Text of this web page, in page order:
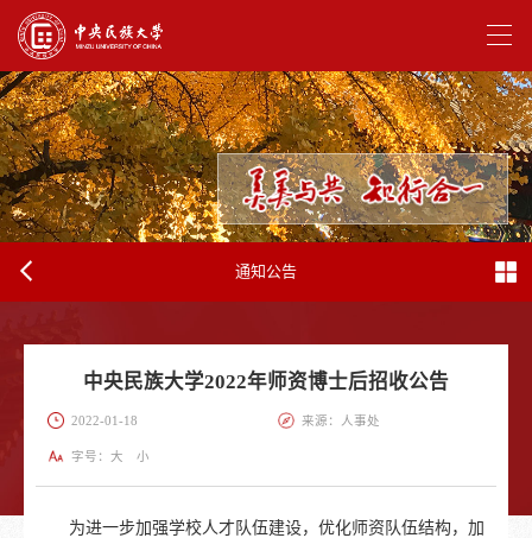
通知公告
中央民族大学2022年师资博士后招收公告
2022-01-18 来源：人事处
字号： 大 小
为进一步加强学校人才队伍建设，优化师资队伍结构，加